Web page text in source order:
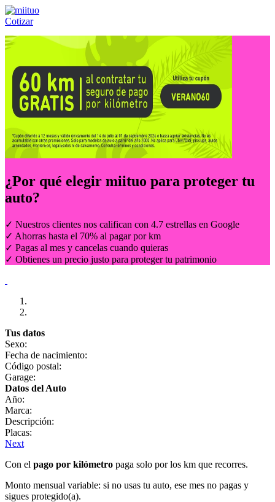
Cotizar
Llámanos al:(55) 84-21-05-00 ó
¿Por qué elegir miituo para proteger tu
auto?
✓ Nuestros clientes nos califican con 4.7 estrellas en Google
✓ Ahorras hasta el 70% al pagar por km
✓ Pagas al mes y cancelas cuando quieras
✓ Obtienes un precio justo para proteger tu patrimonio
Tus datos
Sexo:
Fecha de nacimiento:
Código postal:
Garage:
Datos del Auto
Año:
Marca:
Descripción:
Placas:
Next
Con el pago por kilómetro paga solo por los km que recorres.
Monto mensual variable: si no usas tu auto, ese mes no pagas y
sigues protegido(a).